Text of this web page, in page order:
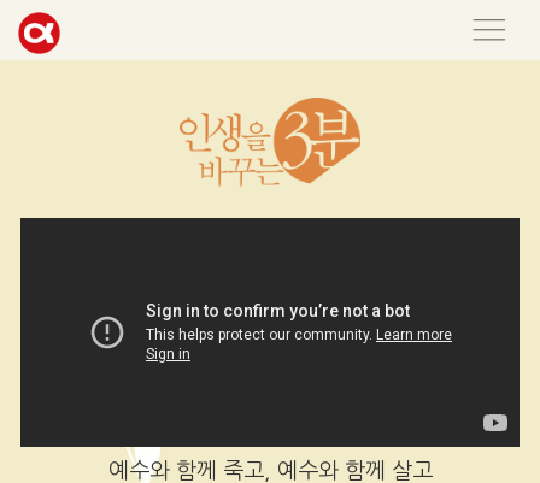
예수와 함께 죽고, 예수와 함께 살고